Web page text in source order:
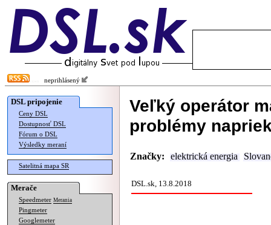
neprihlásený
DSL pripojenie
Ceny DSL
Dostupnosť DSL
Fórum o DSL
Výsledky meraní
Satelitná mapa SR
Merače
Speedmeter Merania
Pingmeter
Googlemeter
Veľký operátor
problémy
Značky: elektrická energia
DSL.sk, 13.8.2018